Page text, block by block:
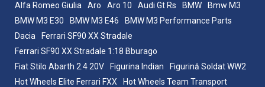
Alfa Romeo Giulia Aro Aro 10 Audi Gt Rs BMW
Bmw M3
BMW M3 E30
BMW M3 E46
BMW M3 Performance Parts
Dacia
Ferrari SF90 XX Stradale
Ferrari SF90 XX Stradale 1:18 Bburago
Fiat Stilo Abarth 2.4 20V
Figurina Indian
Figurină Soldat WW2
Hot Wheels Elite Ferrari FXX
Hot Wheels Team Transport